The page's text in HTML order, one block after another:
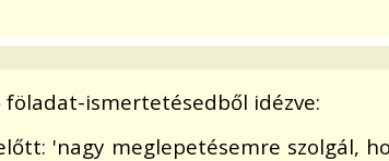
föladat-ismertetésedből idézve:
'nagy meglepetésemre szolgál,